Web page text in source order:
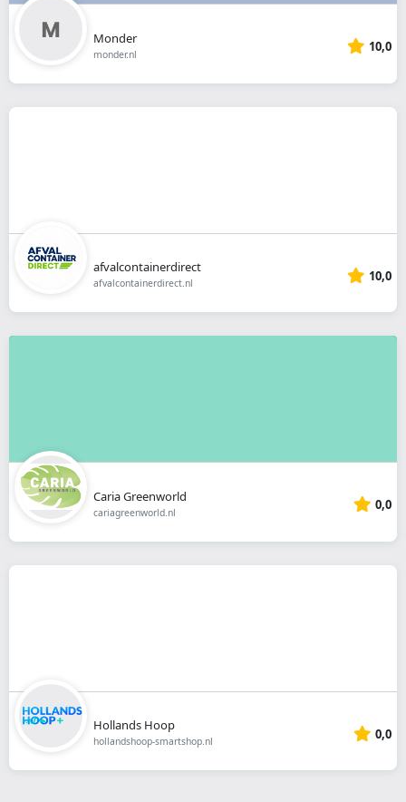
Monder
monder.nl 10,0
afvalcontainerdirect
afvalcontainerdirect.nl 10,0
Caria Greenworld
cariagreenworld.nl 0,0
Hollands Hoop
hollandshoop-smartshop.nl 0,0